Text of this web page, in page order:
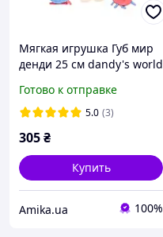
Мягкая игрушка Губ мир
денди 25 см dandy's world
Готово к отправке
5.0 (3)
305₴
Купить
Amika.ua 100%